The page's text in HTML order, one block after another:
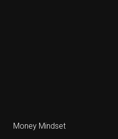
Money Mindset